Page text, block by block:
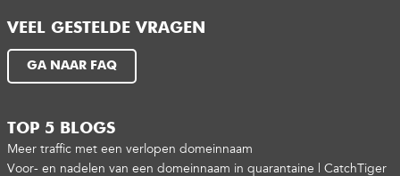
VEEL GESTELDE VRAGEN
GA NAAR FAQ
TOP 5 BLOGS
Meer traffic met een verlopen domeinnaam
Voor- en nadelen van een domeinnaam in quarantaine | CatchTiger